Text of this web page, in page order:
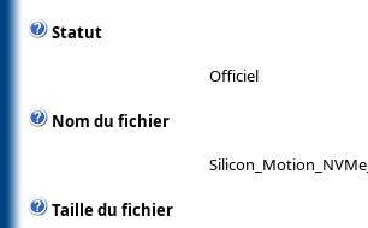
Statut
Officiel
Nom du fichier
Taille du fichier